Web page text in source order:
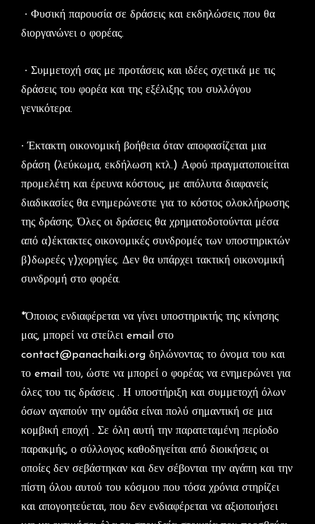
∙ Φυσική παρουσία σε δράσεις και εκδηλώσεις που θα
διοργανώνει ο φορέας.
∙ Συμμετοχή σας με προτάσεις και ιδέες σχετικά με τις
δράσεις του φορέα και της εξέλιξης του συλλόγου
γενικότερα.
∙ Έκτακτη οικονομική βοήθεια όταν αποφασίζεται μια
δράση (λεύκωμα, εκδήλωση κτλ.) Αφού πραγματοποιείται
προμελέτη και έρευνα κόστους, με απόλυτα διαφανείς
διαδικασίες θα ενημερώνεστε για το κόστος ολοκλήρωσης
της δράσης. Όλες οι δράσεις θα χρηματοδοτούνται μέσα
από α)έκτακτες οικονομικές συνδρομές των υποστηρικτών
β)δωρεές γ)χορηγίες. Δεν θα υπάρχει τακτική οικονομική
συνδρομή στο φορέα.
*Όποιος ενδιαφέρεται να γίνει υποστηρικτής της κίνησης
μας, μπορεί να στείλει email στο
contact@panachaiki.org δηλώνοντας το όνομα του και
το email του, ώστε να μπορεί ο φορέας να ενημερώνει για
όλες του τις δράσεις . Η υποστήριξη και συμμετοχή όλων
όσων αγαπούν την ομάδα είναι πολύ σημαντική σε μια
κομβική εποχή . Σε όλη αυτή την παρατεταμένη περίοδο
παρακμής, ο σύλλογος καθοδηγείται από διοικήσεις οι
οποίες δεν σεβάστηκαν και δεν σέβονται την αγάπη και την
πίστη όλου αυτού του κόσμου που τόσα χρόνια στηρίζει
και απογοητεύεται, που δεν ενδιαφέρεται να αξιοποιήσει